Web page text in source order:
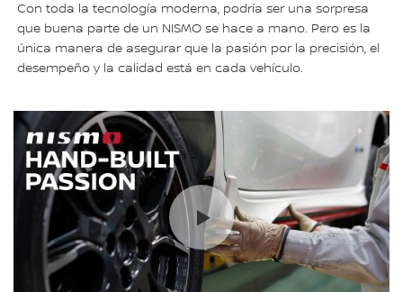
Con toda la tecnología moderna, podría ser una sorpresa
que buena parte de un NISMO se hace a mano. Pero es la
única manera de asegurar que la pasión por la precisión, el
desempeño y la calidad está en cada vehículo.